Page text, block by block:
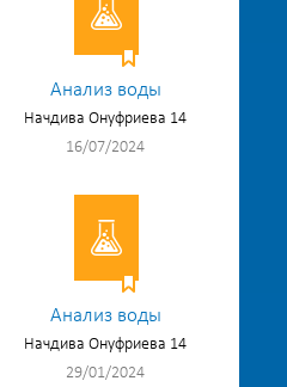
Анализ воды
Начдива Онуфриева 14
16/07/2024
Анализ воды
Начдива Онуфриева 14
29/01/2024